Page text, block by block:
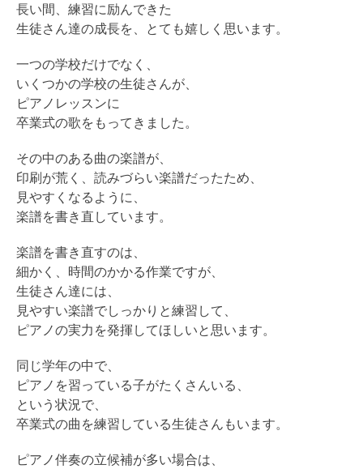
長い間、練習に励んできた
生徒さん達の成長を、とても嬉しく思います。
一つの学校だけでなく、
いくつかの学校の生徒さんが、
ピアノレッスンに
卒業式の歌をもってきました。
その中のある曲の楽譜が、
印刷が荒く、読みづらい楽譜だったため、
見やすくなるように、
楽譜を書き直しています。
楽譜を書き直すのは、
細かく、時間のかかる作業ですが、
生徒さん達には、
見やすい楽譜でしっかりと練習して、
ピアノの実力を発揮してほしいと思います。
同じ学年の中で、
ピアノを習っている子がたくさんいる、
という状況で、
卒業式の曲を練習している生徒さんもいます。
ピアノ伴奏の立候補が多い場合は、